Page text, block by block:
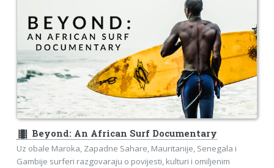
theaters Beyond: An African Surf Documentary
Uz obale Maroka, Zapadne Sahare, Mauritanije, Senegala i
Gambije surferi razgovaraju o povijesti, kulturi i omiljenim